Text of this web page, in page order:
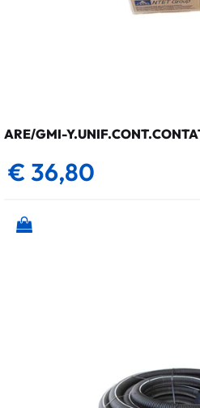
ARE/GMI-
€ 36,80
Quantità